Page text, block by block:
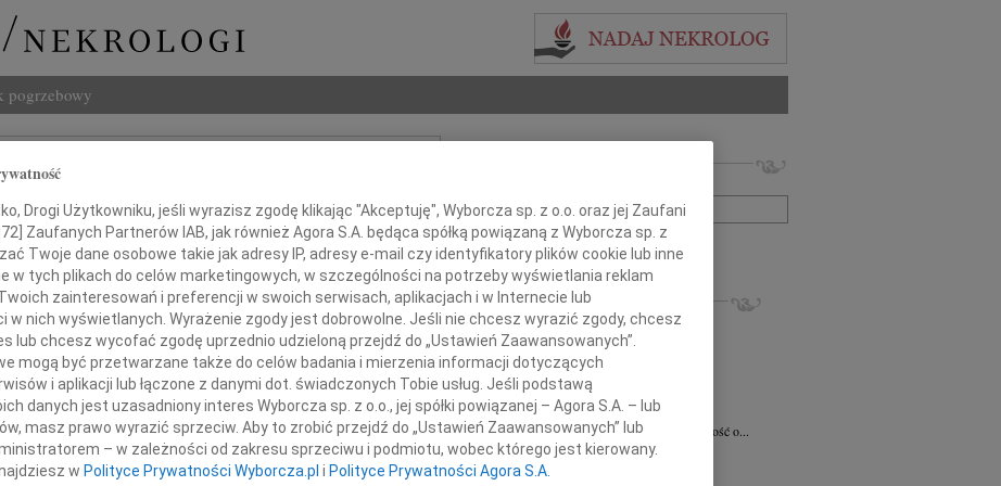
pogrzebowy
Kwiecień
i smutkiem przyjęliśmy wiadomość
że w wieku 54 lat odszedł od nas
Szukaj nekrologów i wspomnień
+ szukanie zaawansowane
INNE NEKROLOGI
06.08.2026Radom
Annie Ciskowskiej wyrazy najgłębszego...
Zdzisław Maszkiewicz
Z ogromnym smutkiem i żalem przyjąłem...
Danuta Grabowska07.07.2026Radom
Z ogromnym smutkiem przyjęliśmy wiadomość o...
26.05.2026Radom
Panu Dariuszowi Piątkowi Dyrektorowi...
Drogi Użytkowniku, jeśli wyrazisz zgodę klikając "Akceptuję", Wyborcza sp. z o.o. oraz jej Zaufani
] Zaufanych Partnerów IAB, jak również Agora S.A. będąca spółką powiązaną z Wyborcza sp. z
Twoje dane osobowe takie jak adresy IP, adresy e-mail czy identyfikatory plików cookie lub inne
w tych plikach do celów marketingowych, w szczególności na potrzeby wyświetlania reklam
zainteresowań i preferencji w swoich serwisach, aplikacjach i w Internecie lub
w nich wyświetlanych. Wyrażenie zgody jest dobrowolne. Jeśli nie chcesz wyrazić zgody, chcesz
lub chcesz wycofać zgodę uprzednio udzieloną przejdź do „Ustawień Zaawansowanych”.
mogą być przetwarzane także do celów badania i mierzenia informacji dotyczących
i aplikacji lub łączone z danymi dot. świadczonych Tobie usług. Jeśli podstawą
danych jest uzasadniony interes Wyborcza sp. z o.o., jej spółki powiązanej – Agora S.A. – lub
masz prawo wyrazić sprzeciw. Aby to zrobić przejdź do „Ustawień Zaawansowanych” lub
– w zależności od zakresu sprzeciwu i podmiotu, wobec którego jest kierowany.
w Polityce Prywatności Wyborcza.pl i Polityce Prywatności Agora S.A.